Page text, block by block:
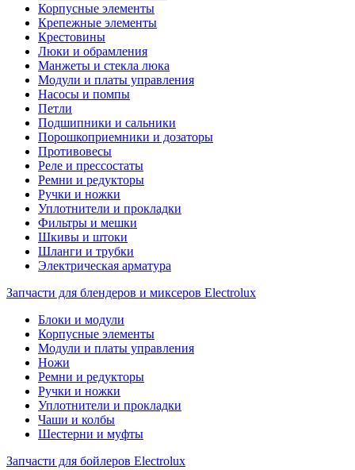
Корпусные элементы
Крепежные элементы
Крестовины
Люки и обрамления
Манжеты и стекла люка
Модули и платы управления
Насосы и помпы
Петли
Подшипники и сальники
Порошкоприемники и дозаторы
Противовесы
Реле и прессостаты
Ремни и редукторы
Ручки и ножки
Уплотнители и прокладки
Фильтры и мешки
Шкивы и штоки
Шланги и трубки
Электрическая арматура
Запчасти для блендеров и миксеров Electrolux
Блоки и модули
Корпусные элементы
Модули и платы управления
Ножи
Ремни и редукторы
Ручки и ножки
Уплотнители и прокладки
Чаши и колбы
Шестерни и муфты
Запчасти для бойлеров Electrolux